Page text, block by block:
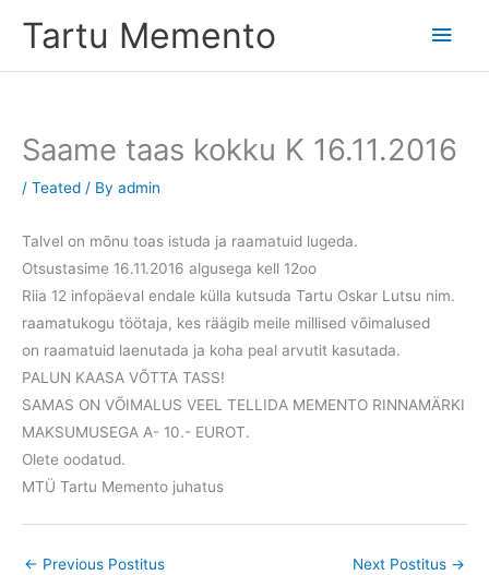
Tartu Memento
Main
Saame taas kokku K 16.11.2016
/ Teated / By admin
Talvel on mõnu toas istuda ja raamatuid lugeda.
Otsustasime 16.11.2016 algusega kell 12oo
Riia 12 infopäeval endale külla kutsuda Tartu Oskar Lutsu nim.
raamatukogu töötaja, kes räägib meile millised võimalused
on raamatuid laenutada ja koha peal arvutit kasutada.
PALUN KAASA VÕTTA TASS!
SAMAS ON VÕIMALUS VEEL TELLIDA MEMENTO RINNAMÄRKI
MAKSUMUSEGA A- 10.- EUROT.
Olete oodatud.
MTÜ Tartu Memento juhatus
← Previous Postitus Next Postitus →